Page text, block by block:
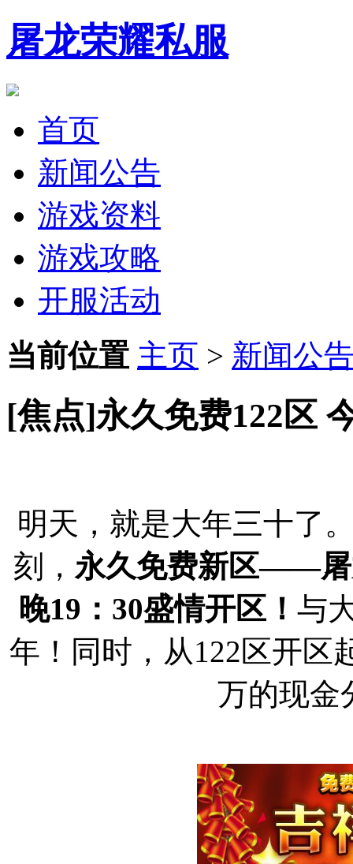
屠龙荣耀私服
首页
新闻公告
游戏资料
游戏攻略
开服活动
当前位置 主页 > 新闻公
[焦点]永久免费122区
明天，就是大年三十了
刻， 永久免费新区——屠
晚19：30盛情开区！ 与
年！同时，从122区开区
万的现金